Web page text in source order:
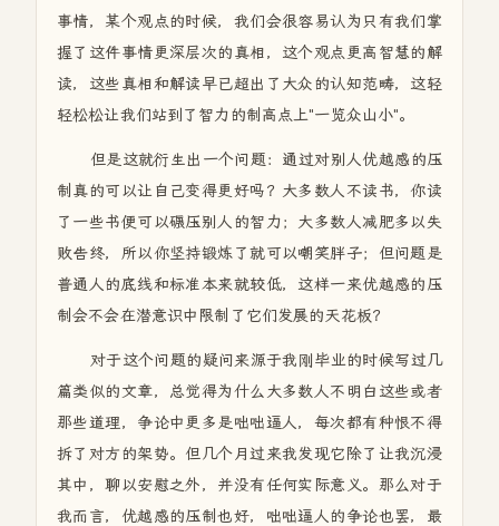
事情，某个观点的时候，我们会很容易认为只有我们掌
握了这件事情更深层次的真相，这个观点更高智慧的解
读，这些真相和解读早已超出了大众的认知范畴，这轻
轻松松让我们站到了智力的制高点上"一览众山小"。
但是这就衍生出一个问题：通过对别人优越感的压
制真的可以让自己变得更好吗？大多数人不读书，你读
了一些书便可以碾压别人的智力；大多数人减肥多以失
败告终，所以你坚持锻炼了就可以嘲笑胖子；但问题是
普通人的底线和标准本来就较低，这样一来优越感的压
制会不会在潜意识中限制了它们发展的天花板？
对于这个问题的疑问来源于我刚毕业的时候写过几
篇类似的文章，总觉得为什么大多数人不明白这些或者
那些道理，争论中更多是咄咄逼人，每次都有种恨不得
拆了对方的架势。但几个月过来我发现它除了让我沉浸
其中，聊以安慰之外，并没有任何实际意义。那么对于
我而言，优越感的压制也好，咄咄逼人的争论也罢，最